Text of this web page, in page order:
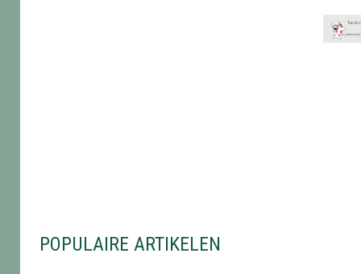
POPULAIRE ARTIKELEN